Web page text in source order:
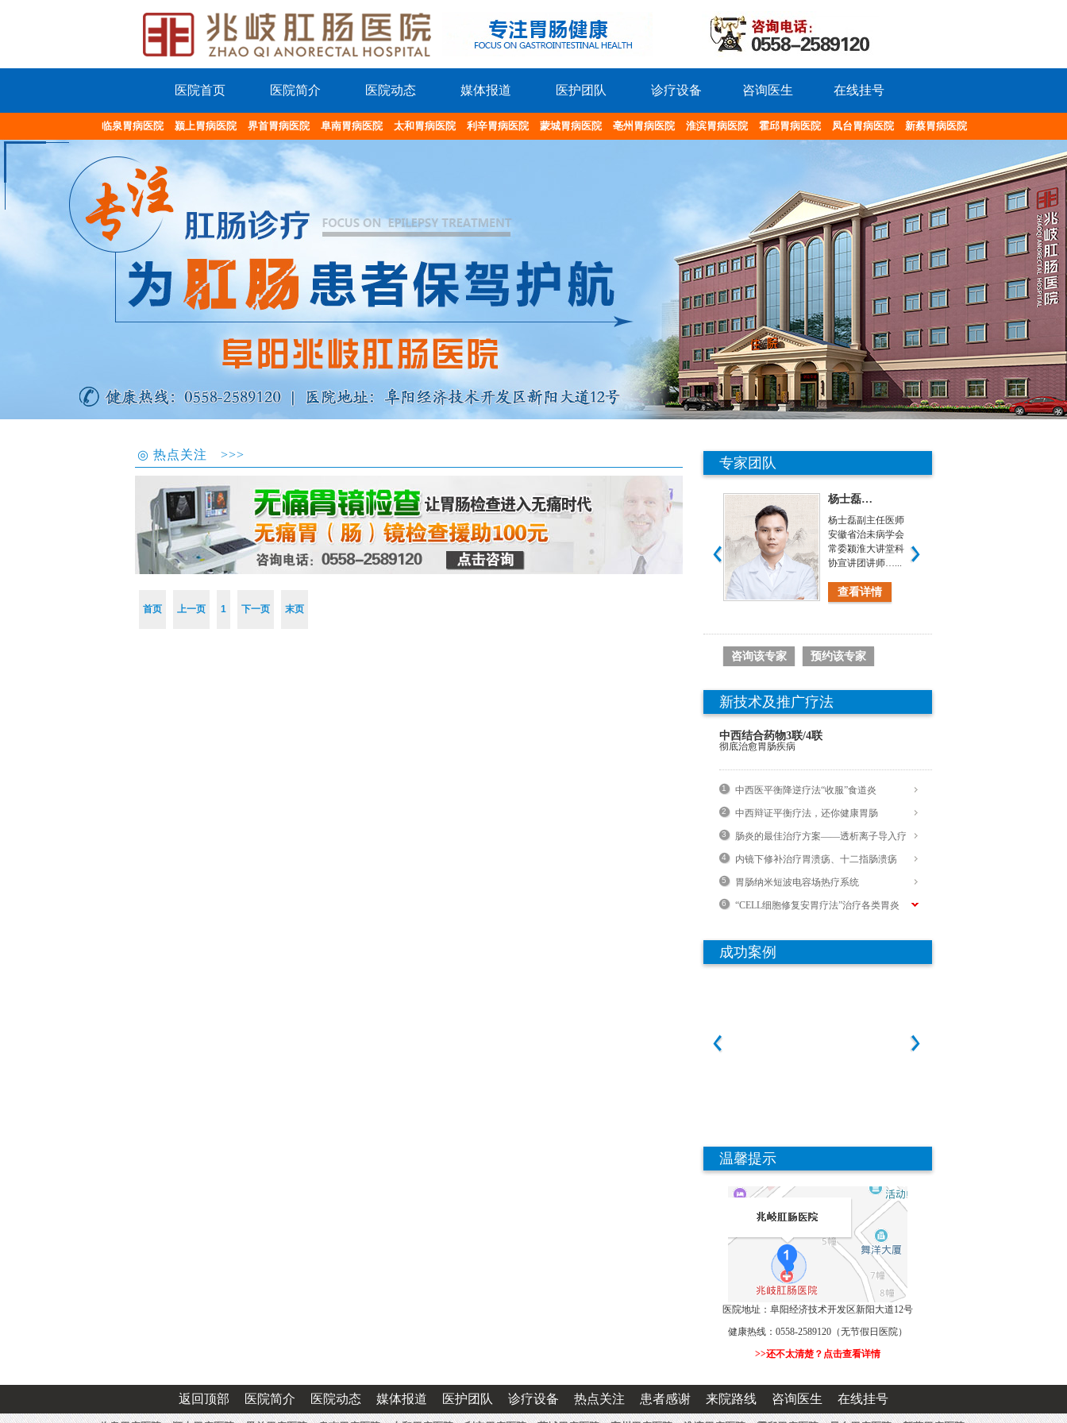
医院首页 医院简介 医院动态 媒体报道 医护团队 诊疗设备 咨询医生 在线挂号
临泉胃病医院 颍上胃病医院 界首胃病医院 阜南胃病医院 太和胃病医院 利辛胃病医院 蒙城胃病医院 亳州胃病医院 淮滨胃病医院 霍邱胃病医院 凤台胃病医院 新蔡胃病医院
◎ 热点关注 >>>
首页 上一页 1 下一页 末页
专家团队
刘亮 …
刘亮 副主任医师●
阜阳兆岐肛肠医院
内镜室主任毕业于
安徽中医…...
余洪艳…
余洪艳 副主任医师
首席女性诊疗专家
中华医学肛肠学会
委员中国民…...
王启明…
王启明主治医师●
阜阳兆岐肛肠医院
胃肠科门诊● 阜阳
中西医结…...
杨士磊…
杨士磊副主任医师
安徽省治未病学会
常委颍淮大讲堂科
协宣讲团讲师…...
查看详情
咨询该专家 预约该专家
新技术及推广疗法
中西结合药物3联/4联
彻底治愈胃肠疾病
1 中西医平衡降逆疗法“收服”食道炎
2 中西辩证平衡疗法，还你健康胃肠
3
肠炎的最佳治疗方案——透析离子导入疗
法
4 内镜下修补治疗胃溃疡、十二指肠溃疡
5 胃肠纳米短波电容场热疗系统
6 “CELL细胞修复安胃疗法”治疗各类胃炎
成功案例
温馨提示
医院地址：阜阳经济技术开发区新阳大道12号
健康热线：0558-2589120（无节假日医院）
>>还不太清楚？点击查看详情
返回顶部 医院简介 医院动态 媒体报道 医护团队 诊疗设备 热点关注 患者感谢 来院路线 咨询医生 在线挂号